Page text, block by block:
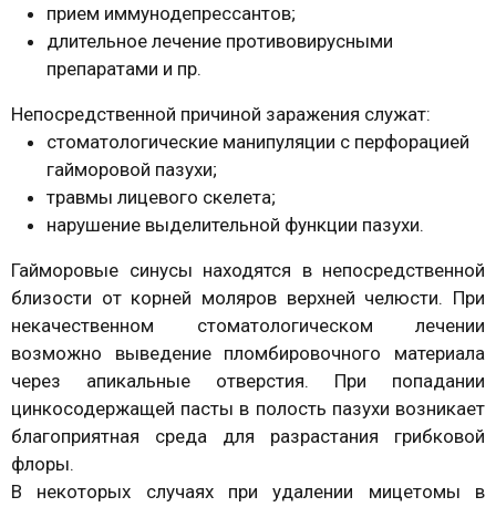
прием иммунодепрессантов;
длительное лечение противовирусными
препаратами и пр.
Непосредственной причиной заражения служат:
стоматологические манипуляции с перфорацией
гайморовой пазухи;
травмы лицевого скелета;
нарушение выделительной функции пазухи.
Гайморовые синусы находятся в непосредственной
близости от корней моляров верхней челюсти. При
некачественном стоматологическом лечении
возможно выведение пломбировочного материала
через апикальные отверстия. При попадании
цинкосодержащей пасты в полость пазухи возникает
благоприятная среда для разрастания грибковой
флоры.
В некоторых случаях при удалении мицетомы в